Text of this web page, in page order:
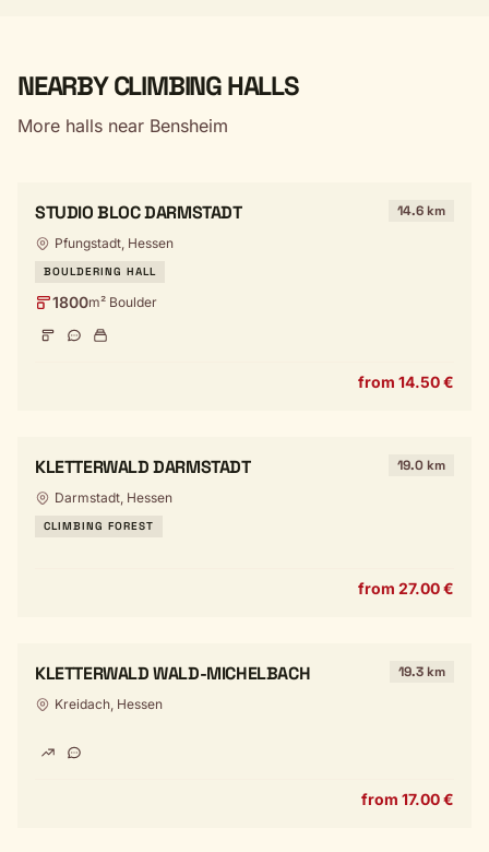
NEARBY CLIMBING HALLS
More halls near Bensheim
STUDIO BLOC DARMSTADT 14.6 km
Pfungstadt, Hessen
BOULDERING HALL
1800m² Boulder
from 14.50 €
KLETTERWALD DARMSTADT 19.0 km
Darmstadt, Hessen
CLIMBING FOREST
from 27.00 €
KLETTERWALD WALD-MICHELBACH 19.3 km
Kreidach, Hessen
from 17.00 €